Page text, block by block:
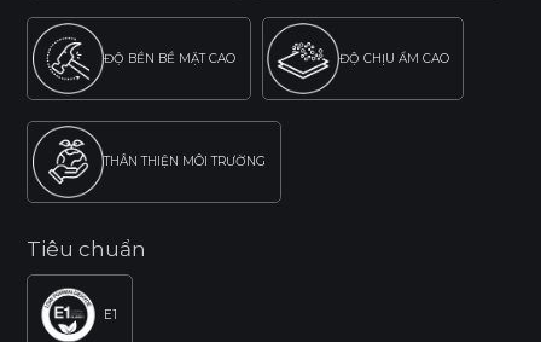
ĐỘ BỀN BỀ MẶT CAO ĐỘ CHỊU ẨM CAO
THÂN THIỆN MÔI TRƯỜNG
Tiêu chuẩn
E1